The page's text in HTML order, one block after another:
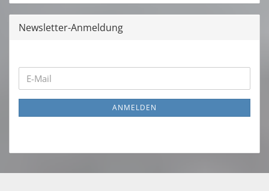
Newsletter-Anmeldung
WEITER
ZUR
NEWSLETTER-
E-
Mail
ANMELDEN